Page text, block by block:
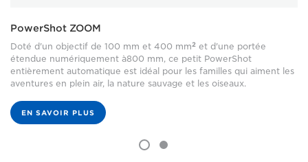
PowerShot ZOOM
Doté d'un objectif de 100 mm et 400 mm2 et d'une portée
étendue numériquement à​800 mm, ce petit PowerShot
entièrement automatique est idéal pour les familles qui aiment les
aventures en plein air, la nature sauvage et les oiseaux.
EN SAVOIR PLUS